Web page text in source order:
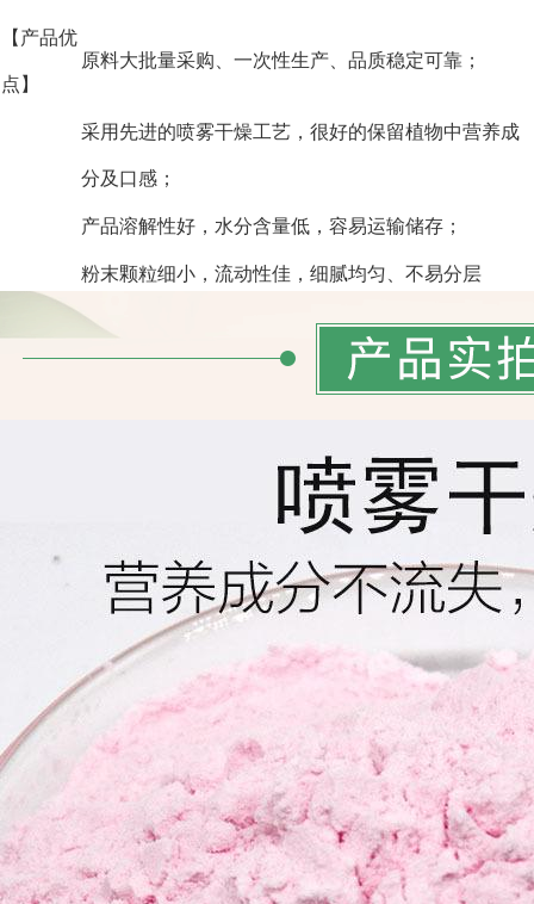
【产品优
点】
原料大批量采购、一次性生产、品质稳定可靠；
采用先进的喷雾干燥工艺，很好的保留植物中营养成
分及口感；
产品溶解性好，水分含量低，容易运输储存；
粉末颗粒细小，流动性佳，细腻均匀、不易分层